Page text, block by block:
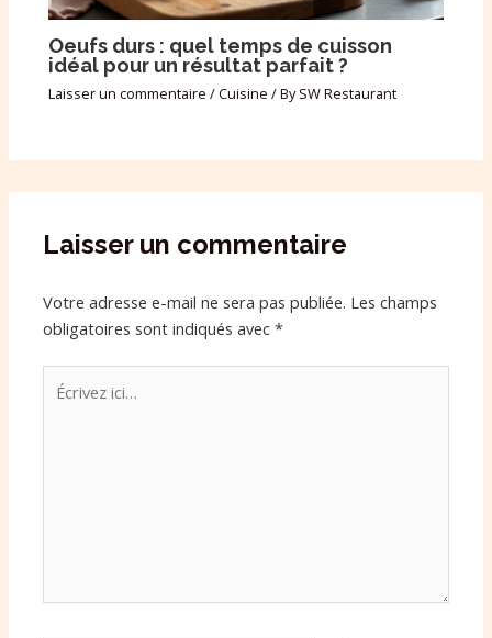
Oeufs durs : quel temps de cuisson
idéal pour un résultat parfait ?
Laisser un commentaire /Cuisine / BySW Restaurant
Laisser un commentaire
Votre adresse e-mail ne sera pas publiée. Les champs
obligatoires sont indiqués avec*
Écrivez
ici…